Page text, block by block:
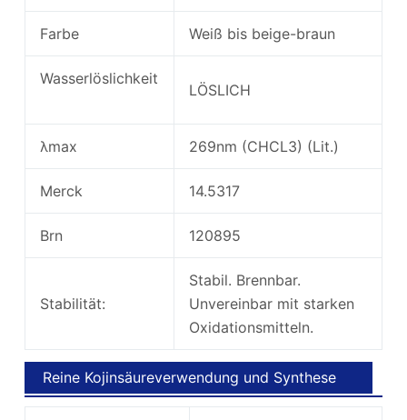
Farbe Weiß bis beige-braun
Wasserlöslichkeit
LÖSLICH
λmax 269nm (CHCL3) (Lit.)
Merck 14.5317
Brn 120895
Stabilität:
Stabil. Brennbar.
Unvereinbar mit starken
Oxidationsmitteln.
Reine Kojinsäureverwendung und Synthese